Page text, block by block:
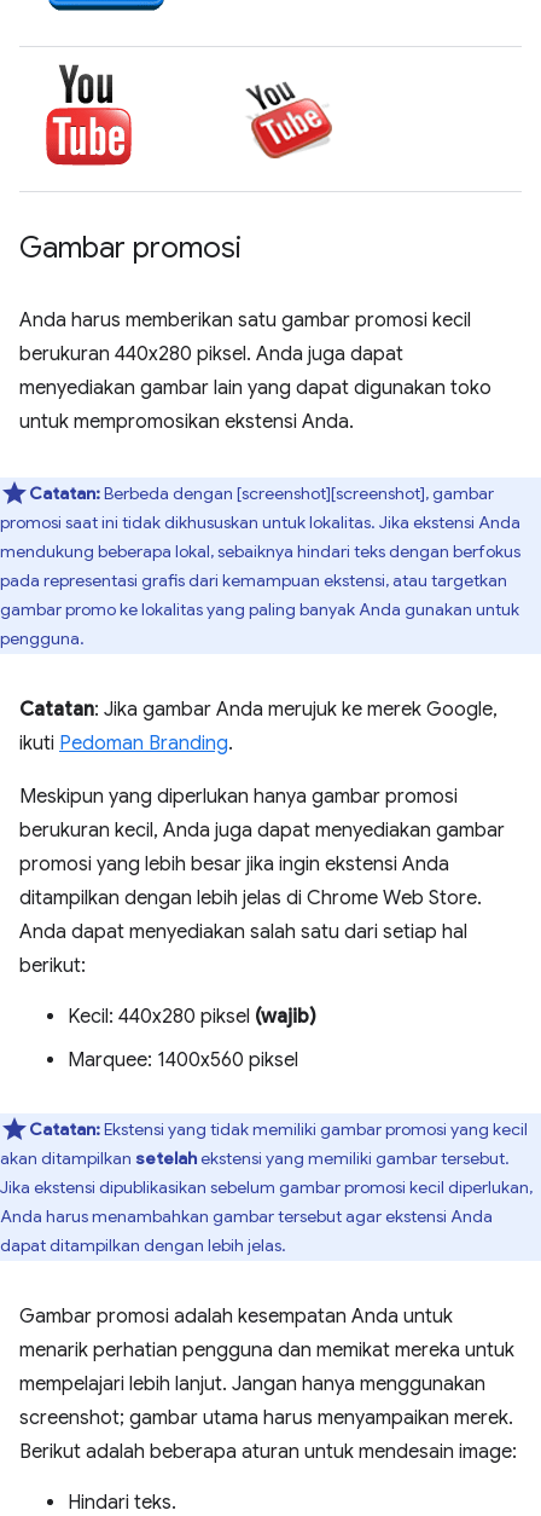
Gambar promosi
Anda harus memberikan satu gambar promosi kecil
berukuran 440x280 piksel. Anda juga dapat
menyediakan gambar lain yang dapat digunakan toko
untuk mempromosikan ekstensi Anda.
Catatan:Berbeda dengan [screenshot][screenshot], gambar
promosi saat ini tidak dikhususkan untuk lokalitas. Jika ekstensi Anda
mendukung beberapa lokal, sebaiknya hindari teks dengan berfokus
pada representasi grafis dari kemampuan ekstensi, atau targetkan
gambar promo ke lokalitas yang paling banyak Anda gunakan untuk
pengguna.
Catatan: Jika gambar Anda merujuk ke merek Google,
ikuti Pedoman Branding.
Meskipun yang diperlukan hanya gambar promosi
berukuran kecil, Anda juga dapat menyediakan gambar
promosi yang lebih besar jika ingin ekstensi Anda
ditampilkan dengan lebih jelas di Chrome Web Store.
Anda dapat menyediakan salah satu dari setiap hal
berikut:
Kecil: 440x280 piksel (wajib)
Marquee: 1400x560 piksel
Catatan:Ekstensi yang tidak memiliki gambar promosi yang kecil
akan ditampilkan setelahekstensi yang memiliki gambar tersebut.
Jika ekstensi dipublikasikan sebelum gambar promosi kecil diperlukan,
Anda harus menambahkan gambar tersebut agar ekstensi Anda
dapat ditampilkan dengan lebih jelas.
Gambar promosi adalah kesempatan Anda untuk
menarik perhatian pengguna dan memikat mereka untuk
mempelajari lebih lanjut. Jangan hanya menggunakan
screenshot; gambar utama harus menyampaikan merek.
Berikut adalah beberapa aturan untuk mendesain image:
Hindari teks.